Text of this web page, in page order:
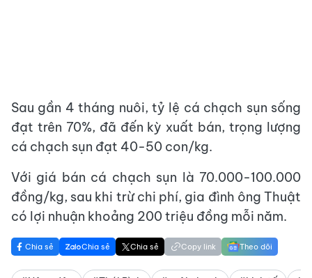
Sau gần 4 tháng nuôi, tỷ lệ cá chạch sụn sống
đạt trên 70%, đã đến kỳ xuất bán, trọng lượng
cá chạch sụn đạt 40-50 con/kg.
Với giá bán cá chạch sụn là 70.000-100.000
đồng/kg, sau khi trừ chi phí, gia đình ông Thuật
có lợi nhuận khoảng 200 triệu đồng mỗi năm.
Chia sẻ Chia sẻ Chia sẻ Copy link Theo dõi